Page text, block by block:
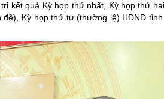
Bầu cử
kết quả Kỳ họp thứ nhất, Kỳ họp thứ
Kỳ họp thứ tư (thường lệ) HĐND